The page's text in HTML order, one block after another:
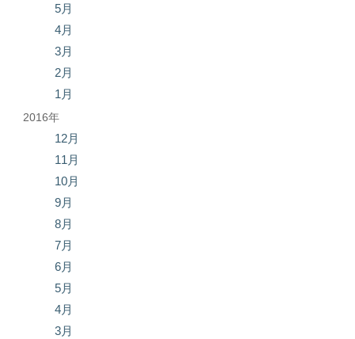
5月
4月
3月
2月
1月
2016年
12月
11月
10月
9月
8月
7月
6月
5月
4月
3月